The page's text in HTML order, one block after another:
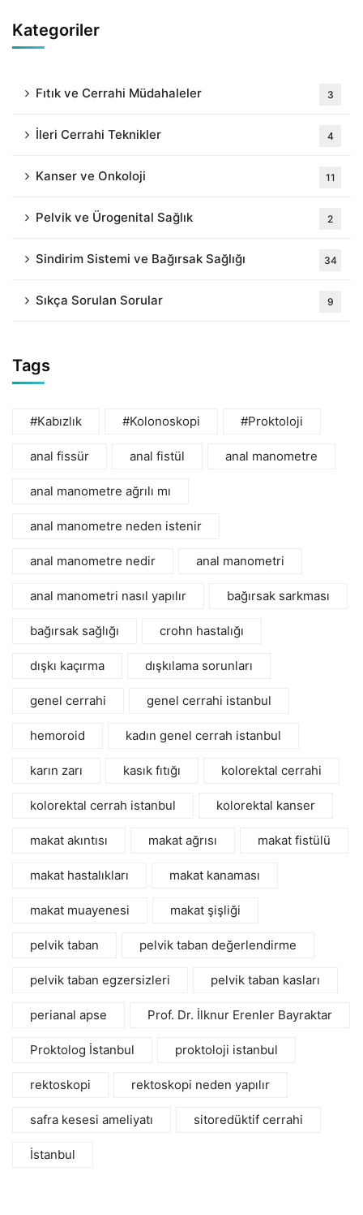
Kategoriler
Fıtık ve Cerrahi Müdahaleler 3
İleri Cerrahi Teknikler 4
Kanser ve Onkoloji 11
Pelvik ve Ürogenital Sağlık 2
Sindirim Sistemi ve Bağırsak Sağlığı 34
Sıkça Sorulan Sorular 9
Tags
#Kabızlık #Kolonoskopi #Proktoloji
anal fissür anal fistül anal manometre
anal manometre ağrılı mı
anal manometre neden istenir
anal manometre nedir anal manometri
anal manometri nasıl yapılır bağırsak sarkması
bağırsak sağlığı crohn hastalığı
dışkı kaçırma dışkılama sorunları
genel cerrahi genel cerrahi istanbul
hemoroid kadın genel cerrah istanbul
karın zarı kasık fıtığı kolorektal cerrahi
kolorektal cerrah istanbul kolorektal kanser
makat akıntısı makat ağrısı makat fistülü
makat hastalıkları makat kanaması
makat muayenesi makat şişliği
pelvik taban pelvik taban değerlendirme
pelvik taban egzersizleri pelvik taban kasları
perianal apse Prof. Dr. İlknur Erenler Bayraktar
Proktolog İstanbul proktoloji istanbul
rektoskopi rektoskopi neden yapılır
safra kesesi ameliyatı sitoredüktif cerrahi
İstanbul